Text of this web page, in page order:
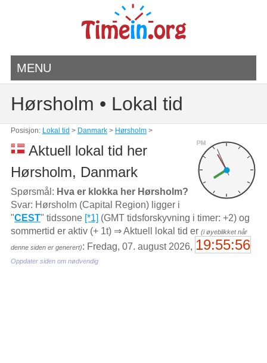
MENU
Hørsholm • Lokal tid
Posisjon: Lokal tid > Danmark> Hørsholm>
PM
Aktuell lokal tid her
Hørsholm, Danmark
Spørsmål: Hva er klokka her Hørsholm?
Svar: Hørsholm (Capital Region) ligger i
"CEST" tidssone [*1] (GMT tidsforskyvning i timer: +2) og
sommertid er aktiv (+ 1t) ⇒ Aktuell lokal tid er (i øyeblikket når
denne siden er generert): Fredag, 07. august 2026, 19:55:56
Oppdater siden om nødvendig